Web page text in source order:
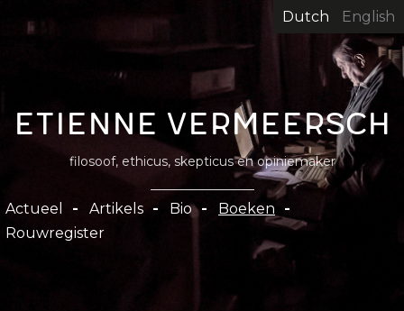
inhoud
gaan
Dutch English
Etienne Vermeersch
filosoof, ethicus, skepticus en opiniemaker
Hoofdnavigatie
Actueel Artikels Bio
Boeken
Rouwregister